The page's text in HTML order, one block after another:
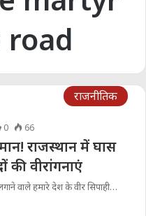
राजनीतिक
0 66
राजस्थान में घास
की वीरांगनाएं
वाले हमारे देश के वीर सिपाही…